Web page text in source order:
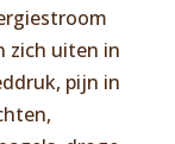
zich uiten in
pijn in